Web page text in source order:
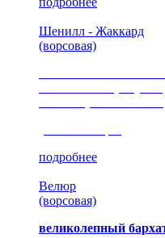
Шенилл - Жаккард
(ворсовая)
подробнее
Велюр
(ворсовая)
великолепный